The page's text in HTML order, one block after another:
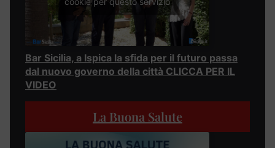
Bar Sicilia, a Ispica la sfida per il futuro passa
dal nuovo governo della città CLICCA PER IL
VIDEO
La Buona Salute